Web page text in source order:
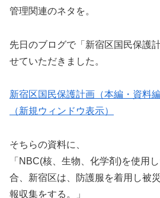
管理関連のネタを。
先日のブログで「新宿区国民保護
せていただきました。
新宿区国民保護計画（本編・資料
（新規ウィンドウ表示）
そちらの資料に、
「NBC(核、生物、化学剤)を使用
合、新宿区は、防護服を着用し被
報収集をする。」